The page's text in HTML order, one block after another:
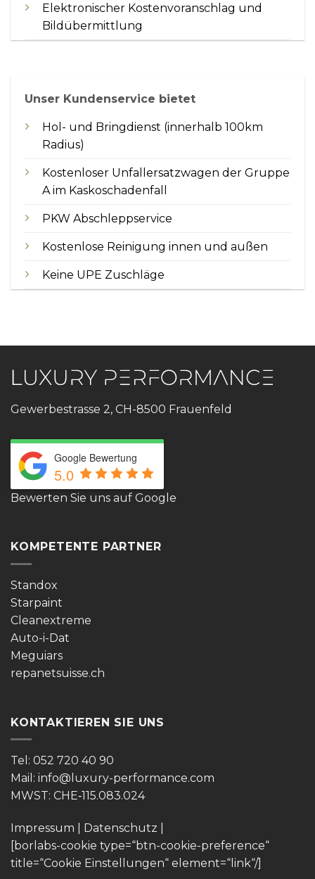
Elektronischer Kostenvoranschlag und
Bildübermittlung
Unser Kundenservice bietet
Hol- und Bringdienst (innerhalb 100km
Radius)
Kostenloser Unfallersatzwagen der Gruppe
A im Kaskoschadenfall
PKW Abschleppservice
Kostenlose Reinigung innen und außen
Keine UPE Zuschläge
Gewerbestrasse 2, CH-8500 Frauenfeld
Google Bewertung
5.0
Bewerten Sie uns auf Google
KOMPETENTE PARTNER
Standox
Starpaint
Cleanextreme
Auto-i-Dat
Meguiars
repanetsuisse.ch
KONTAKTIEREN SIE UNS
Tel: 052 720 40 90
Mail: info@luxury-performance.com
MWST: CHE‑115.083.024
Impressum Datenschutz
[borlabs-cookie type=“btn-cookie-preference“
title=“Cookie Einstellungen“ element=“link“/]